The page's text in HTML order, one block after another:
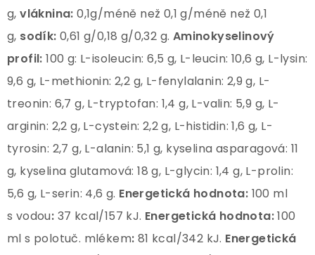
g,vláknina: 0,1g/méně než 0,1 g/méně než 0,1
g, sodík: 0,61 g/0,18 g/0,32 g. Aminokyselinový
profil:100 g: L-isoleucin: 6,5 g, L-leucin: 10,6 g, L-lysin:
9,6 g, L-methionin: 2,2 g, L-fenylalanin: 2,9 g, L-
treonin: 6,7 g, L-tryptofan: 1,4 g, L-valin: 5,9 g, L-
arginin: 2,2 g, L-cystein: 2,2 g, L-histidin: 1,6 g, L-
tyrosin: 2,7 g, L-alanin: 5,1 g, kyselina asparagová: 11
g, kyselina glutamová: 18 g, L-glycin: 1,4 g, L-prolin:
5,6 g, L-serin: 4,6 g. Energetická hodnota: 100 ml
s vodou: 37 kcal/157 kJ. Energetická hodnota:100
ml s polotuč. mlékem: 81 kcal/342 kJ. Energetická